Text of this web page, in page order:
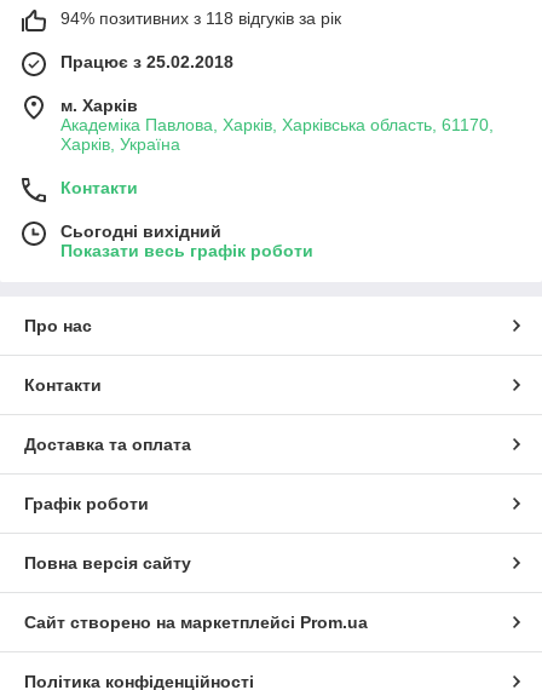
94% позитивних з 118 відгуків за рік
Працює з 25.02.2018
м. Харків
Академіка Павлова, Харків, Харківська область, 61170,
Харків, Україна
Контакти
Сьогодні вихідний
Показати весь графік роботи
Про нас
Контакти
Доставка та оплата
Графік роботи
Повна версія сайту
Сайт створено на маркетплейсі Prom.ua
Політика конфіденційності